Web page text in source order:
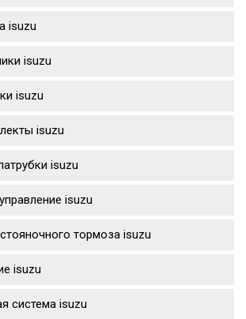
isuzu
isuzu
isuzu
isuzu
isuzu
isuzu
тормоза isuzu
isuzu
система isuzu